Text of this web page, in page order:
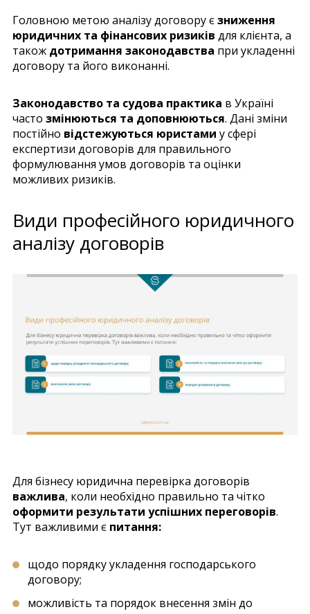
Головною метою аналізу договору єзниження
юридичних та фінансових ризиків для клієнта, а
також дотримання законодавства при укладенні
договору та його виконанні.
Законодавство та судова практика в Україні
часто змінюються та доповнюються. Дані зміни
постійно відстежуються юристами у сфері
експертизи договорів для правильного
формулювання умов договорів та оцінки
можливих ризиків.
Види професійного юридичного
аналізу договорів
Для бізнесу юридична перевірка договорів
важлива, коли необхідно правильно та чітко
оформити результати успішних переговорів.
Тут важливими є питання:
щодо порядку укладення господарського
договору;
можливість та порядок внесення змін до